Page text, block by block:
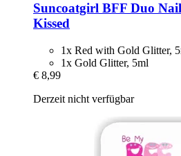
Suncoatgirl BFF Duo
Kissed
1x Red with Gold Glitter,
1x Gold Glitter, 5ml
€ 8,99
Derzeit nicht verfügbar